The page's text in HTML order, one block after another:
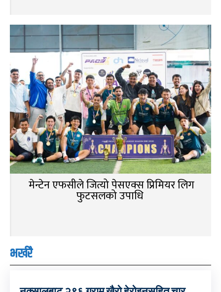
मेन्टेन एफसीले जित्यो पेसएक्स प्रिमियर लिग
फुटसलको उपाधि
भर्खरै